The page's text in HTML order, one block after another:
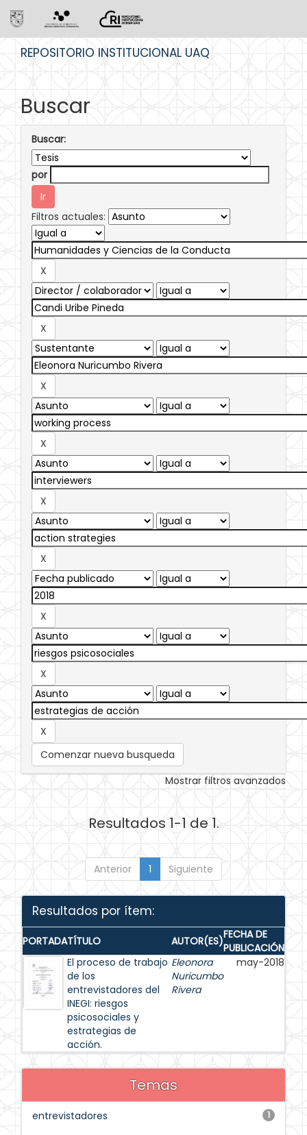
REPOSITORIO INSTITUCIONAL UAQ
Buscar
Buscar:
por
Filtros actuales:
Comenzar nueva busqueda
Mostrar filtros avanzados
Resultados 1-1 de 1.
Anterior 1 Siguiente
Resultados por ítem:
PORTADATÍTULO AUTOR(ES)FECHA DE
PUBLICACIÓN
El proceso de trabajo
de los
entrevistadores del
INEGI: riesgos
psicosociales y
estrategias de
acción.
Eleonora
Nuricumbo
Rivera
may-2018
Temas
1
entrevistadores